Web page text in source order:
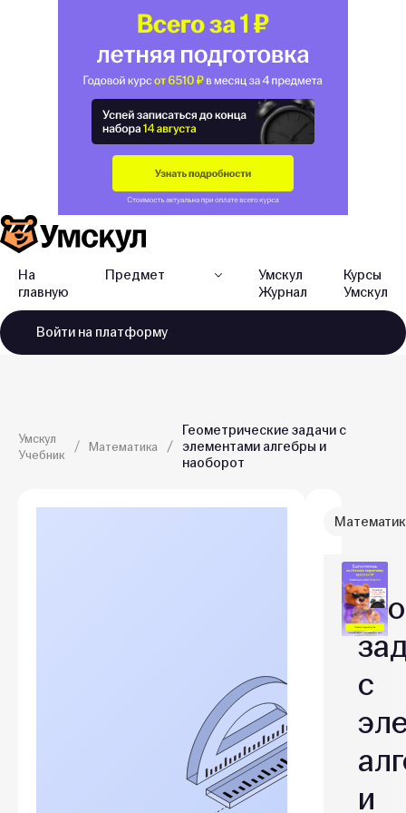
На
главную
Предмет
Умскул
Журнал
Курсы
Умскул
Войти на платформу
Умскул
Учебник
Математика
Геометрические задачи с
элементами алгебры и
наоборот
с
и